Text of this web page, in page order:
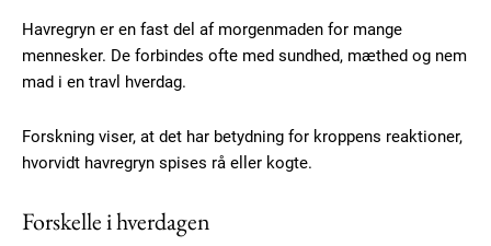
Havregryn er en fast del af morgenmaden for mange
mennesker. De forbindes ofte med sundhed, mæthed og nem
mad i en travl hverdag.
Forskning viser, at det har betydning for kroppens reaktioner,
hvorvidt havregryn spises rå eller kogte.
Forskelle i hverdagen